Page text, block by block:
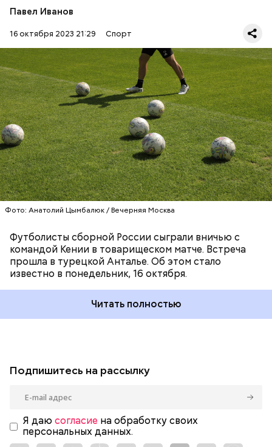
Павел Иванов
16 октября 2023 21:29 Спорт
Фото: Анатолий Цымбалюк / Вечерняя Москва
Футболисты сборной России сыграли вничью с
командой Кении в товарищеском матче. Встреча
прошла в турецкой Анталье. Об этом стало
известно в понедельник, 16 октября.
российской сборной отличился Александр
Соболев, который забил гол на восьмой минуте
матча, и Иван Обляков, отправивший мяч в ворота
соперника на 89-й минуте встречи.
Читать полностью
ФУТБОЛ КЕНИЯ РОССИЯ
Подпишитесь на рассылку
Я даю согласие на обработку своих
персональных данных.